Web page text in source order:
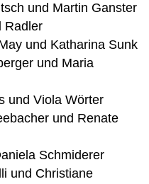
und Martin Ganster
Radler
und Katharina Sunk
und Maria
und Viola Wörter
und Renate
Schmiderer
und Christiane